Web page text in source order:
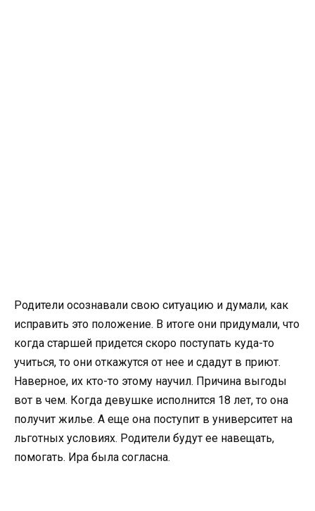
Родители осознавали свою ситуацию и думали, как
исправить это положение. В итоге они придумали, что
когда старшей придется скоро поступать куда-то
учиться, то они откажутся от нее и сдадут в приют.
Наверное, их кто-то этому научил. Причина выгоды
вот в чем. Когда девушке исполнится 18 лет, то она
получит жилье. А еще она поступит в университет на
льготных условиях. Родители будут ее навещать,
помогать. Ира была согласна.